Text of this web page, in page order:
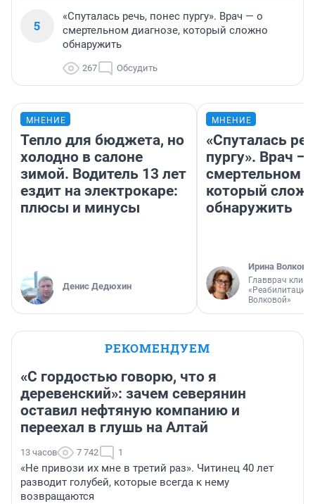
5
«Спуталась речь, понес пургу». Врач — о
смертельном диагнозе, который сложно
обнаружить
267 Обсудить
МНЕНИЕ
Тепло для бюджета, но
холодно в салоне
зимой. Водитель 13 лет
ездит на электрокаре:
плюсы и минусы
Денис Дедюхин
МНЕНИЕ
«Спуталась
пургу». Врач —
смертельном
который
обнаружить
Ирина Волкова
Главврач
«Реабилитация
Волковой»
РЕКОМЕНДУЕМ
«С гордостью говорю, что я
деревенский»: зачем северянин
оставил нефтяную компанию и
переехал в глушь на Алтай
13 часов 7 742 1
«Не привози их мне в третий раз». Читинец 40 лет
разводит голубей, которые всегда к нему
возвращаются